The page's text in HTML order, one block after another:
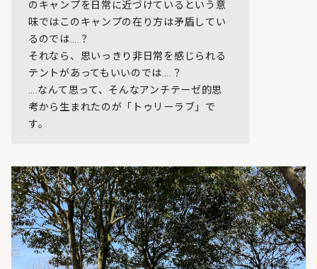
のキャンプを日常に近づけているという意
味ではこのキャンプの在り方は矛盾してい
るのでは….？
それなら、思いっきり非日常を感じられる
テントがあってもいいのでは….？
….なんて思って、そんなアンチテーゼ的思
考から生まれたのが「トゥリーラブ」で
す。